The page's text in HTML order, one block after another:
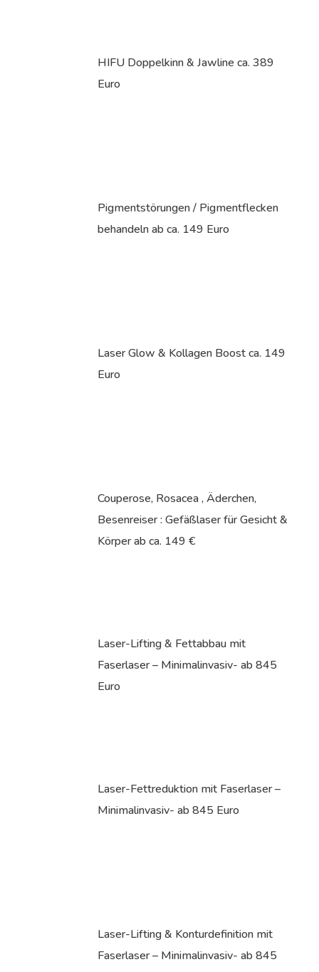
HIFU Doppelkinn & Jawline ca. 389
Euro
Pigmentstörungen / Pigmentflecken
behandeln ab ca. 149 Euro
Laser Glow & Kollagen Boost ca. 149
Euro
Couperose, Rosacea , Äderchen,
Besenreiser : Gefäßlaser für Gesicht &
Körper ab ca. 149 €
Laser-Lifting & Fettabbau mit
Faserlaser – Minimalinvasiv- ab 845
Euro
Laser-Fettreduktion mit Faserlaser –
Minimalinvasiv- ab 845 Euro
Laser-Lifting & Konturdefinition mit
Faserlaser – Minimalinvasiv- ab 845